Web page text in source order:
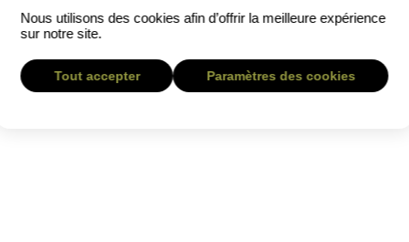
Nous utilisons des cookies afin d’offrir la meilleure expérience
sur notre site.
Tout accepter Paramètres des cookies